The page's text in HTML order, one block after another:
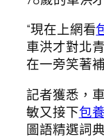
“現在上網看
車洪才對北
在一旁笑著
記者獲悉，
敏又接下包
圖語精選詞